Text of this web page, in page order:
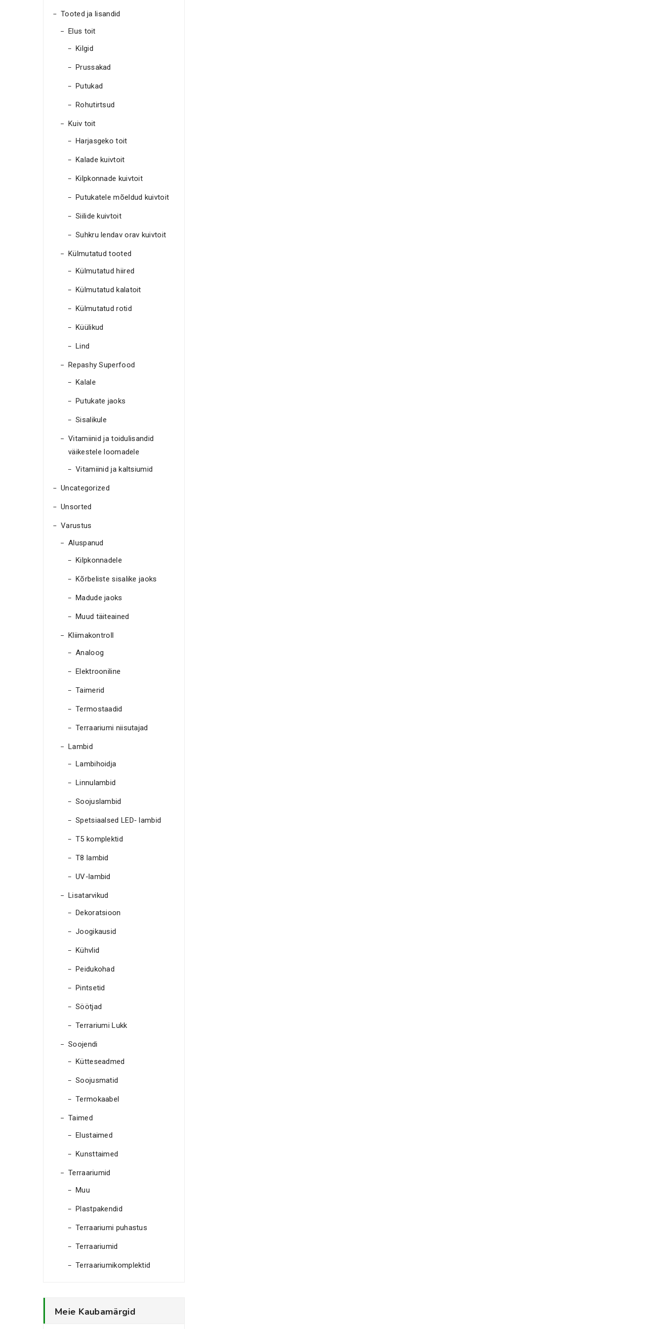
Tooted ja lisandid
Elus toit
Kilgid
Prussakad
Putukad
Rohutirtsud
Kuiv toit
Harjasgeko toit
Kalade kuivtoit
Kilpkonnade kuivtoit
Putukatele mõeldud kuivtoit
Siilide kuivtoit
Suhkru lendav orav kuivtoit
Külmutatud tooted
Külmutatud hiired
Külmutatud kalatoit
Külmutatud rotid
Küülikud
Lind
Repashy Superfood
Kalale
Putukate jaoks
Sisalikule
Vitamiinid ja toidulisandid
väikestele loomadele
Vitamiinid ja kaltsiumid
Uncategorized
Unsorted
Varustus
Aluspanud
Kilpkonnadele
Kõrbeliste sisalike jaoks
Madude jaoks
Muud täiteained
Kliimakontroll
Analoog
Elektrooniline
Taimerid
Termostaadid
Terraariumi niisutajad
Lambid
Lambihoidja
Linnulambid
Soojuslambid
Spetsiaalsed LED- lambid
T5 komplektid
T8 lambid
UV-lambid
Lisatarvikud
Dekoratsioon
Joogikausid
Kühvlid
Peidukohad
Pintsetid
Söötjad
Terrariumi Lukk
Soojendi
Kütteseadmed
Soojusmatid
Termokaabel
Taimed
Elustaimed
Kunsttaimed
Terraariumid
Muu
Plastpakendid
Terraariumi puhastus
Terraariumid
Terraariumikomplektid
Meie Kaubamärgid